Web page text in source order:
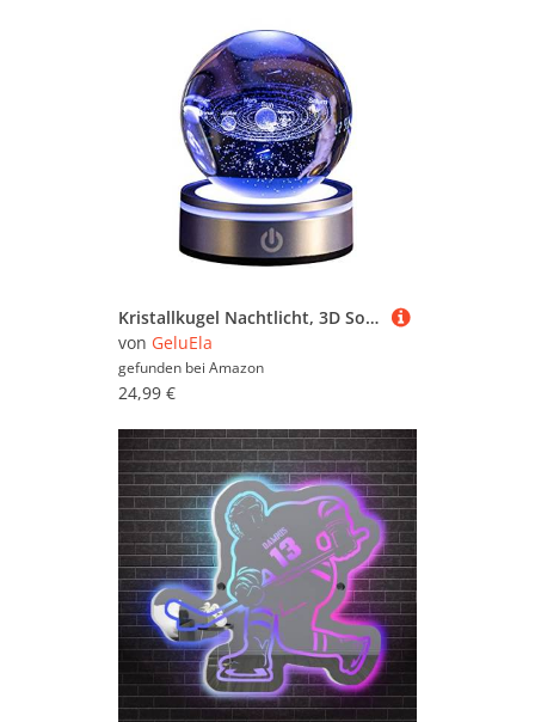
Kristallkugel Nachtlicht, 3D Sonnensystem Planeten Kristallkugel Nachtlicht, Glaskugel Lampe, Kreative Nachtszene Astronomie LED Ball Lampe, Astronomie Modell für Astronomie Liebhaber
von GeluEla
gefunden bei Amazon
24,99 €